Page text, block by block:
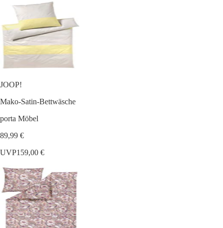
JOOP!
Mako-Satin-Bettwäsche
porta Möbel
89,99 €
UVP159,00 €